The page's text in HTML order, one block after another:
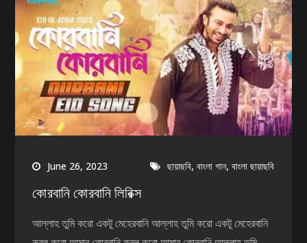
June 26, 2023 ছায়াছবি,বাংলা গান,বাংলা ছায়াছবি
কোরবানি কোরবানি লিরিক্স
আল্লাহ তুমি করো একটু মেহেরবানি আল্লাহ তুমি করো একটু মেহেরবানি